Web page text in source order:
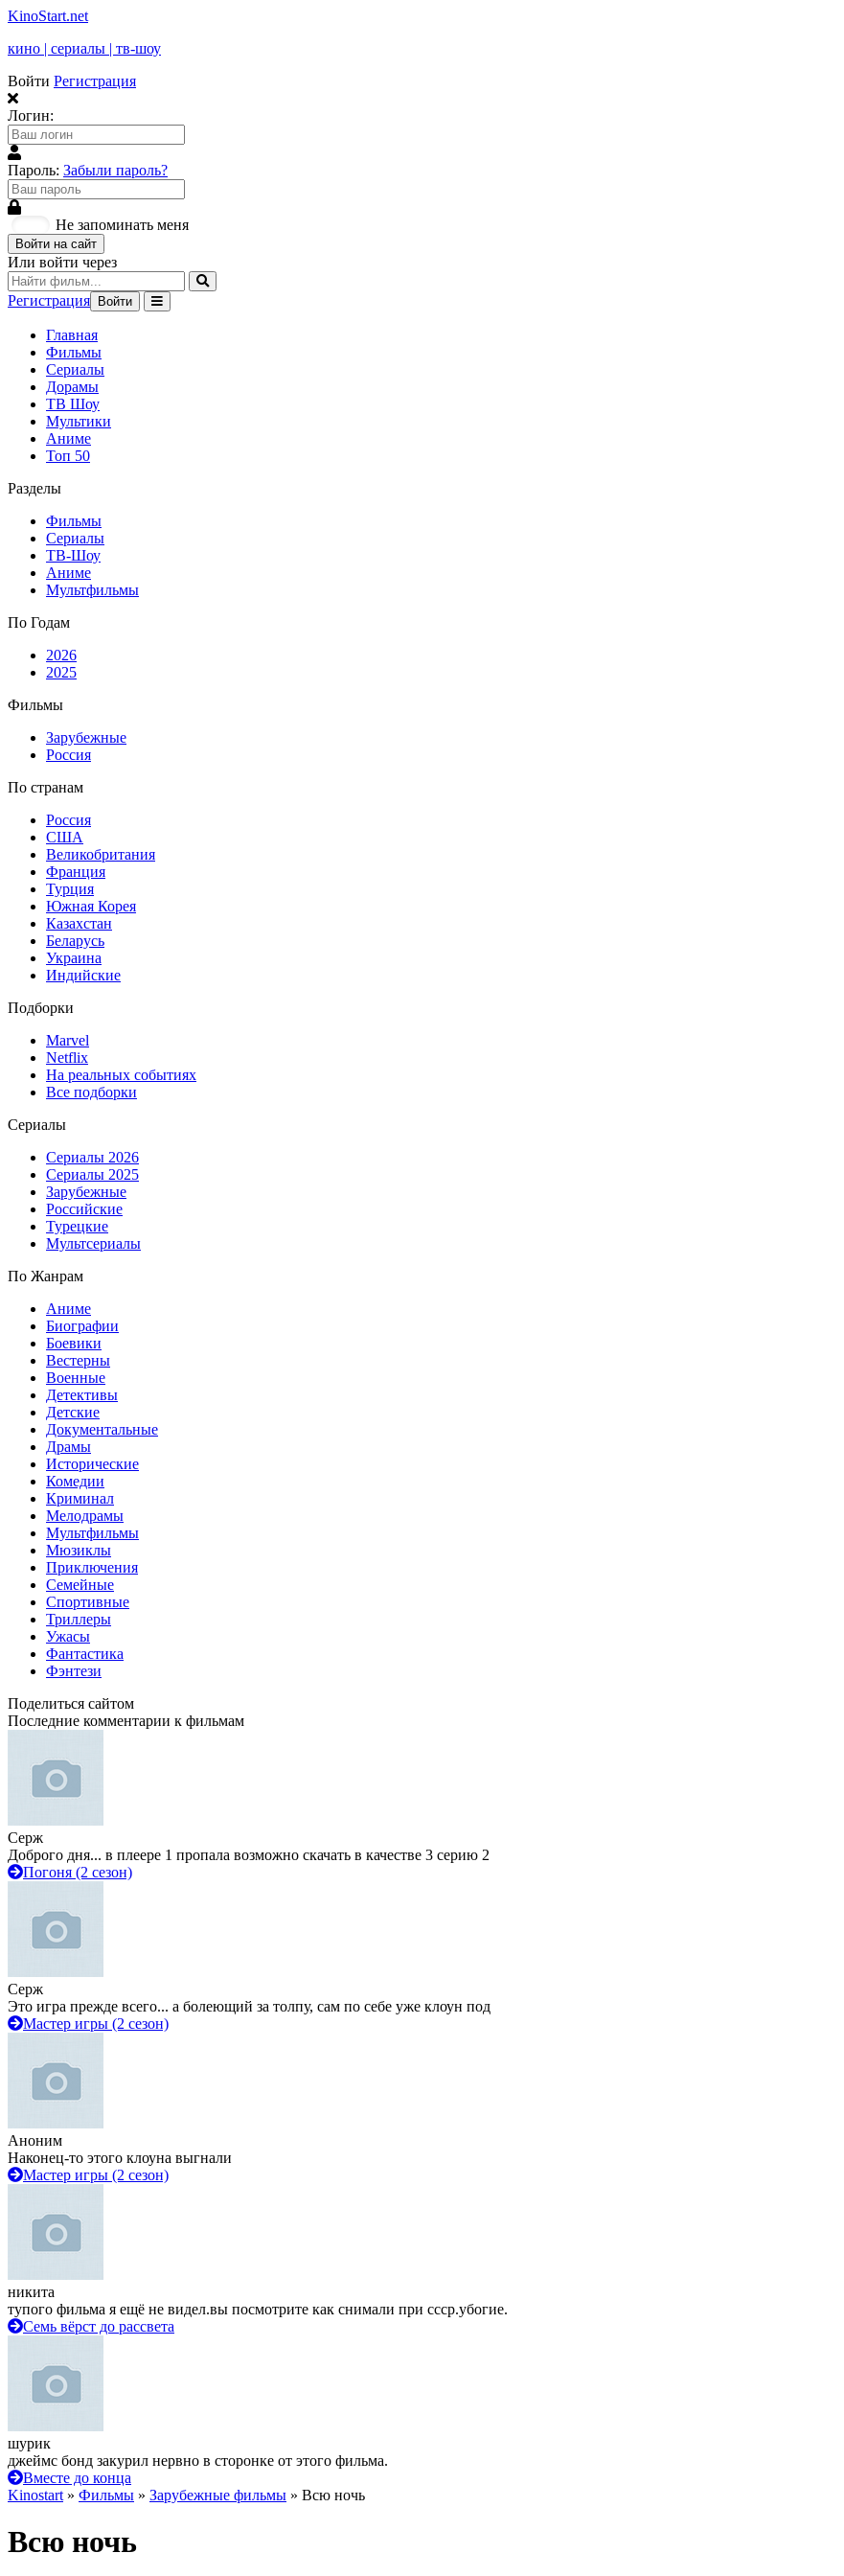
KinoStart.net
кино | сериалы | тв-шоу
Войти Регистрация
Логин:
Пароль: Забыли пароль?
Не запоминать меня
Войти на сайт
Или войти через
Регистрация Войти
Главная
Фильмы
Сериалы
Дорамы
ТВ Шоу
Мультики
Аниме
Топ 50
Разделы
Фильмы
Сериалы
ТВ-Шоу
Аниме
Мультфильмы
По Годам
2026
2025
Фильмы
Зарубежные
Россия
По странам
Россия
США
Великобритания
Франция
Турция
Южная Корея
Казахстан
Беларусь
Украина
Индийские
Подборки
Marvel
Netflix
На реальных событиях
Все подборки
Сериалы
Сериалы 2026
Сериалы 2025
Зарубежные
Российские
Турецкие
Мультсериалы
По Жанрам
Аниме
Биографии
Боевики
Вестерны
Военные
Детективы
Детские
Документальные
Драмы
Исторические
Комедии
Криминал
Мелодрамы
Мультфильмы
Мюзиклы
Приключения
Семейные
Спортивные
Триллеры
Ужасы
Фантастика
Фэнтези
Поделиться сайтом
Последние комментарии к фильмам
Серж
Доброго дня... в плеере 1 пропала возможно скачать в качестве 3 серию 2
Погоня (2 сезон)
Серж
Это игра прежде всего... а болеющий за толпу, сам по себе уже клоун под
Мастер игры (2 сезон)
Аноним
Наконец-то этого клоуна выгнали
Мастер игры (2 сезон)
никита
тупого фильма я ещё не видел.вы посмотрите как снимали при ссср.убогие.
Семь вёрст до рассвета
шурик
джеймс бонд закурил нервно в сторонке от этого фильма.
Вместе до конца
Kinostart » Фильмы » Зарубежные фильмы » Всю ночь
Всю ночь